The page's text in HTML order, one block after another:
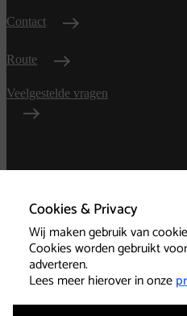
Cookies & Privacy
Wij maken gebruik van
Cookies worden gebruikt
adverteren.
Lees meer hierover in onze
Contact
Route
Veelgestelde vragen
voorwaarden
Privacy
Technische informatie